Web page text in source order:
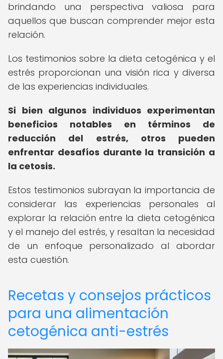
brindando una perspectiva valiosa para
aquellos que buscan comprender mejor esta
relación.
Los testimonios sobre la dieta cetogénica y el
estrés proporcionan una visión rica y diversa
de las experiencias individuales.
Si bien algunos individuos experimentan
beneficios notables en términos de
reducción del estrés, otros pueden
enfrentar desafíos durante la transición a
la cetosis.
Estos testimonios subrayan la importancia de
considerar las experiencias personales al
explorar la relación entre la dieta cetogénica
y el manejo del estrés, y resaltan la necesidad
de un enfoque personalizado al abordar
esta cuestión.
Recetas y consejos prácticos
para una alimentación
cetogénica anti-estrés